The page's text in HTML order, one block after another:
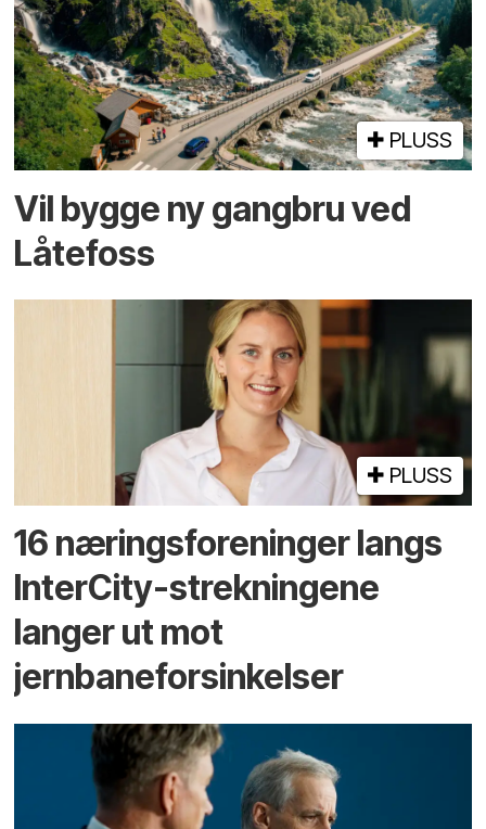
PLUSS
Vil bygge ny gangbru ved
Låtefoss
PLUSS
16 næringsforeninger langs
InterCity-strekningene
langer ut mot
jernbaneforsinkelser